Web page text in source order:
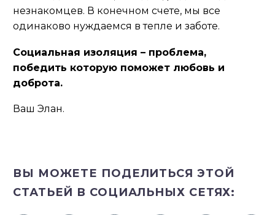
незнакомцев. В конечном счете, мы все
одинаково нуждаемся в тепле и заботе.
Социальная изоляция – проблема,
победить которую поможет любовь и
доброта.
Ваш Элан.
ВЫ МОЖЕТЕ ПОДЕЛИТЬСЯ ЭТОЙ
СТАТЬЕЙ В СОЦИАЛЬНЫХ СЕТЯХ: